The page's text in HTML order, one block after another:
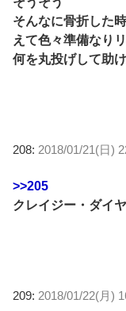
そんなに骨折した
えて色々準備なり
何を丸投げして助
208: 2018/01/21(日)
>>205
クレイジー・ダイ
209: 2018/01/22(月)